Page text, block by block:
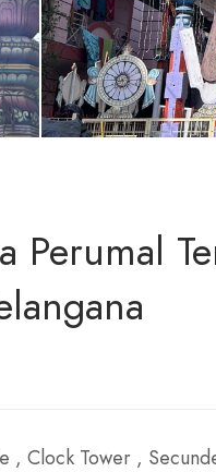
Perumal
, Clock Tower ,